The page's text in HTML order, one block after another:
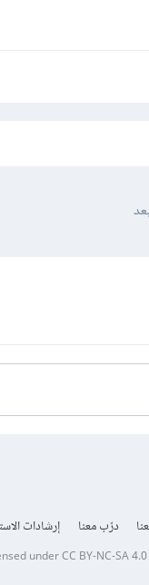
درّب معنا إرشادات
underCC BY-NC-SA 4.0